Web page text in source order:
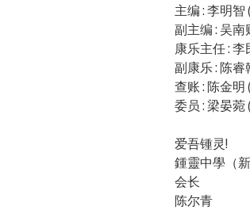
主编 : 李明智
副主编 : 吴南
康乐主任 : 李
副康乐 : 陈睿
查账 : 陈金明
委员 : 梁晏菀
爱吾锺灵!
鍾靈中學（
会长
陈尔青